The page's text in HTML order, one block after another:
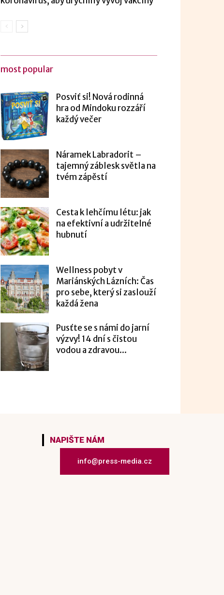
most popular
Posviť si! Nová rodinná
hra od Mindoku rozzáří
každý večer
Náramek Labradorit –
tajemný záblesk světla na
tvém zápěstí
Cesta k lehčímu létu: jak
na efektivní a udržitelné
hubnutí
Wellness pobyt v
Mariánských Lázních: Čas
pro sebe, který si zaslouží
každá žena
Pusťte se s námi do jarní
výzvy! 14 dní s čistou
vodou a zdravou...
NAPIŠTE NÁM
info@press-media.cz